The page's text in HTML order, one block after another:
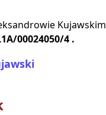
Kujawskim
00024050/4 .